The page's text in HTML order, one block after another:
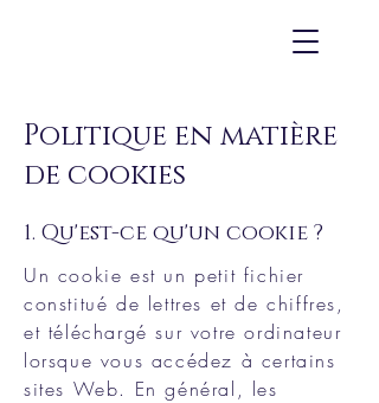
Politique en matière
de cookies
1. Qu'est-ce qu'un cookie ?
Un cookie est un petit fichier
constitué de lettres et de chiffres,
et téléchargé sur votre ordinateur
lorsque vous accédez à certains
sites Web. En général, les